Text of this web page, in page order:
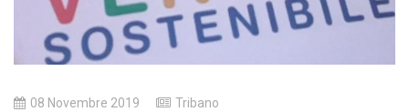
08 Novembre 2019 Tribano